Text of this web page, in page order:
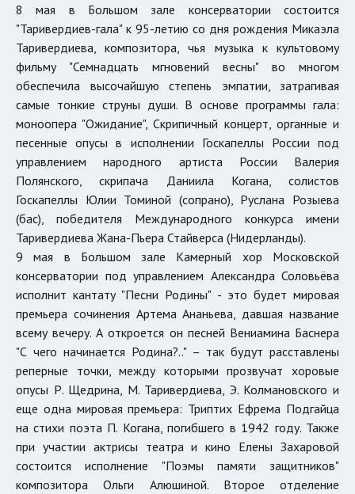
8 мая в Большом зале консерватории состоится
"Таривердиев-гала" к 95-летию со дня рождения Микаэла
Таривердиева, композитора, чья музыка к культовому
фильму "Семнадцать мгновений весны" во многом
обеспечила высочайшую степень эмпатии, затрагивая
самые тонкие струны души. В основе программы гала:
моноопера "Ожидание", Скрипичный концерт, органные и
песенные опусы в исполнении Госкапеллы России под
управлением народного артиста России Валерия
Полянского, скрипача Даниила Когана, солистов
Госкапеллы Юлии Томиной (сопрано), Руслана Розыева
(бас), победителя Международного конкурса имени
Таривердиева Жана-Пьера Стайверса (Нидерланды).
9 мая в Большом зале Камерный хор Московской
консерватории под управлением Александра Соловьёва
исполнит кантату "Песни Родины" - это будет мировая
премьера сочинения Артема Ананьева, давшая название
всему вечеру. А откроется он песней Вениамина Баснера
"С чего начинается Родина?.." – так будут расставлены
реперные точки, между которыми прозвучат хоровые
опусы Р. Щедрина, М. Таривердиева, Э. Колмановского и
еще одна мировая премьера: Триптих Ефрема Подгайца
на стихи поэта П. Когана, погибшего в 1942 году. Также
при участии актрисы театра и кино Елены Захаровой
состоится исполнение "Поэмы памяти защитников"
композитора Ольги Алюшиной. Второе отделение